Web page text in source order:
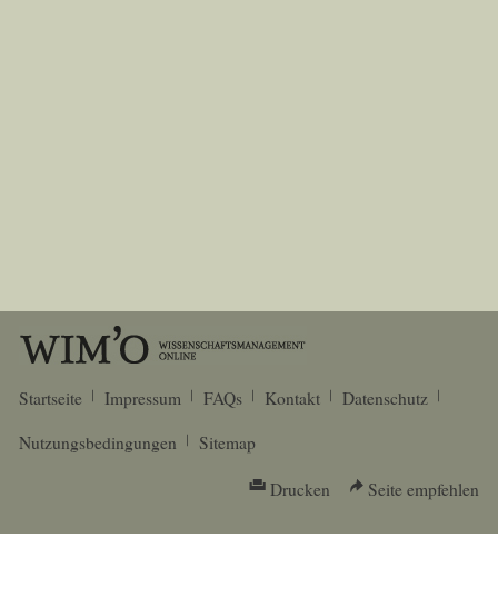
Startseite Impressum FAQs Kontakt
Datenschutz
Nutzungsbedingungen
Sitemap
Drucken Seite empfehlen